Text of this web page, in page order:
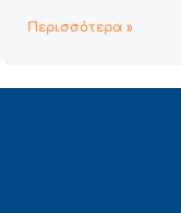
Περισσότερα »